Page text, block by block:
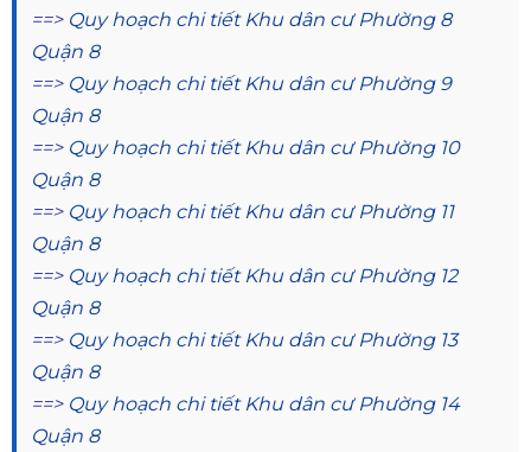
==> Quy hoạch chi tiết Khu dân cư Phường 8
Quận 8
==> Quy hoạch chi tiết Khu dân cư Phường 9
Quận 8
==> Quy hoạch chi tiết Khu dân cư Phường 10
Quận 8
==> Quy hoạch chi tiết Khu dân cư Phường 11
Quận 8
==> Quy hoạch chi tiết Khu dân cư Phường 12
Quận 8
==> Quy hoạch chi tiết Khu dân cư Phường 13
Quận 8
==> Quy hoạch chi tiết Khu dân cư Phường 14
Quận 8